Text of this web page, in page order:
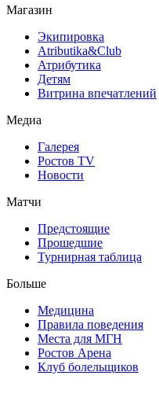
Магазин
Экипировка
Atributika&Club
Атрибутика
Детям
Витрина впечатлений
Медиа
Галерея
Ростов TV
Новости
Матчи
Предстоящие
Прошедшие
Турнирная таблица
Больше
Медицина
Правила поведения
Места для МГН
Ростов Арена
Клуб болельщиков